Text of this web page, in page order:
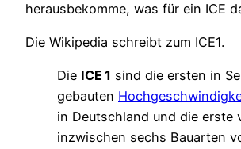
herausbekomme, was für ein ICE
Die Wikipedia schreibt zum ICE1.
Die ICE 1 sind die ersten in
gebauten
in Deutschland und die erste
inzwischen sechs Bauarten